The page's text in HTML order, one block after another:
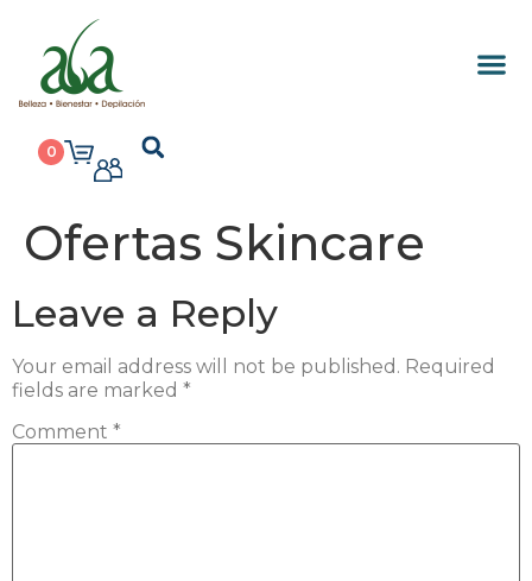
0
Ofertas Skincare
Leave a Reply
Your email address will not be published. Required
fields are marked *
Comment *